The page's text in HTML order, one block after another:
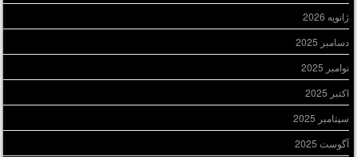
ژانویه 2026
دسامبر 2025
نوامبر 2025
اکتبر 2025
سپتامبر 2025
آگوست 2025